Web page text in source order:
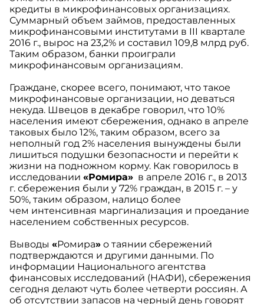
кредиты в микрофинансовых организациях.
Суммарный объем займов, предоставленных
микрофинансовыми институтами в III квартале
2016 г., вырос на 23,2% и составил 109,8 млрд руб.
Таким образом, банки проиграли
микрофинансовым организациям.
Граждане, скорее всего, понимают, что такое
микрофинансовые организации, но деваться
некуда. Швецов в декабре говорил, что 10%
населения имеют сбережения, однако в апреле
таковых было 12%, таким образом, всего за
неполный год 2% населения вынуждены были
лишиться подушки безопасности и перейти к
жизни на подножном корму. Как говорилось в
исследовании «Ромира» в апреле 2016 г., в 2013
г. сбережения были у 72% граждан, в 2015 г. – у
50%, таким образом, налицо более
чем интенсивная маргинализация и проедание
населением собственных ресурсов.
Выводы «Ромира» о таянии сбережений
подтверждаются и другими данными. По
информации Национального агентства
финансовых исследований (НАФИ), сбережения
сегодня делают чуть более четверти россиян. А
об отсутствии запасов на черный день говорят